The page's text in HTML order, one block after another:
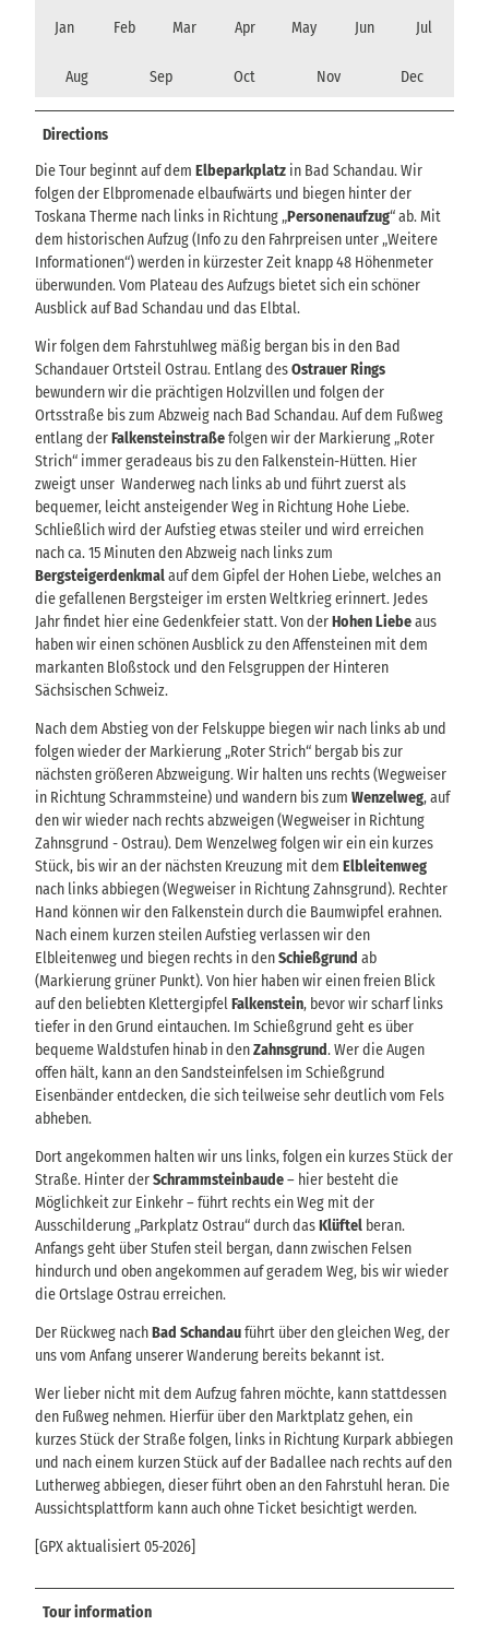
Jan Feb Mar Apr May Jun Jul
Aug Sep Oct Nov Dec
Directions
Die Tour beginnt auf dem Elbeparkplatz in Bad Schandau. Wir
folgen der Elbpromenade elbaufwärts und biegen hinter der
Toskana Therme nach links in Richtung „Personenaufzug“ ab. Mit
dem historischen Aufzug (Info zu den Fahrpreisen unter „Weitere
Informationen“) werden in kürzester Zeit knapp 48 Höhenmeter
überwunden. Vom Plateau des Aufzugs bietet sich ein schöner
Ausblick auf Bad Schandau und das Elbtal.
Wir folgen dem Fahrstuhlweg mäßig bergan bis in den Bad
Schandauer Ortsteil Ostrau. Entlang desOstrauer Rings
bewundern wir die prächtigen Holzvillen und folgen der
Ortsstraße bis zum Abzweig nach Bad Schandau. Auf dem Fußweg
entlang derFalkensteinstraßefolgen wir der Markierung „Roter
Strich“ immer geradeaus bis zu den Falkenstein-Hütten. Hier
zweigt unser Wanderweg nach links ab und führt zuerst als
bequemer, leicht ansteigender Weg in Richtung Hohe Liebe.
Schließlich wird der Aufstieg etwas steiler und wird erreichen
nach ca. 15 Minuten den Abzweig nach links zum
Bergsteigerdenkmalauf dem Gipfel der Hohen Liebe, welches an
die gefallenen Bergsteiger im ersten Weltkrieg erinnert. Jedes
Jahr findet hier eine Gedenkfeier statt. Von derHohen Liebeaus
haben wir einen schönen Ausblick zu den Affensteinen mit dem
markanten Bloßstock und den Felsgruppen der Hinteren
Sächsischen Schweiz.
Nach dem Abstieg von der Felskuppe biegen wir nach links ab und
folgen wieder der Markierung „Roter Strich“ bergab bis zur
nächsten größeren Abzweigung. Wir halten uns rechts (Wegweiser
in Richtung Schrammsteine) und wandern bis zum Wenzelweg, auf
den wir wieder nach rechts abzweigen (Wegweiser in Richtung
Zahnsgrund - Ostrau). Dem Wenzelweg folgen wir ein ein kurzes
Stück, bis wir an der nächsten Kreuzung mit dem Elbleitenweg
nach links abbiegen (Wegweiser in Richtung Zahnsgrund). Rechter
Hand können wir den Falkenstein durch die Baumwipfel erahnen.
Nach einem kurzen steilen Aufstieg verlassen wir den
Elbleitenweg und biegen rechts in denSchießgrund ab
(Markierung grüner Punkt). Von hier haben wir einen freien Blick
auf den beliebten KlettergipfelFalkenstein, bevor wir scharf links
tiefer in den Grund eintauchen. Im Schießgrund geht es über
bequeme Waldstufen hinab in denZahnsgrund. Wer die Augen
offen hält, kann an den Sandsteinfelsen im Schießgrund
Eisenbänder entdecken, die sich teilweise sehr deutlich vom Fels
abheben.
Dort angekommen halten wir uns links, folgen ein kurzes Stück der
Straße. Hinter derSchrammsteinbaude– hier besteht die
Möglichkeit zur Einkehr – führt rechts ein Weg mit der
Ausschilderung „Parkplatz Ostrau“ durch dasKlüftel beran.
Anfangs geht über Stufen steil bergan, dann zwischen Felsen
hindurch und oben angekommen auf geradem Weg, bis wir wieder
die Ortslage Ostrau erreichen.
Der Rückweg nachBad Schandauführt über den gleichen Weg, der
uns vom Anfang unserer Wanderung bereits bekannt ist.
Wer lieber nicht mit dem Aufzug fahren möchte, kann stattdessen
den Fußweg nehmen. Hierfür über den Marktplatz gehen, ein
kurzes Stück der Straße folgen, links in Richtung Kurpark abbiegen
und nach einem kurzen Stück auf der Badallee nach rechts auf den
Lutherweg abbiegen, dieser führt oben an den Fahrstuhl heran. Die
Aussichtsplattform kann auch ohne Ticket besichtigt werden.
[GPX aktualisiert 05-2026]
Tour information